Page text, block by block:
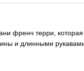
френч терри,
и длинными